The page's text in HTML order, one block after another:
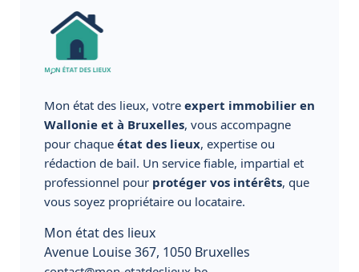
Mon état des lieux, votre expert immobilier en
Wallonie et à Bruxelles, vous accompagne
pour chaque état des lieux, expertise ou
rédaction de bail. Un service fiable, impartial et
professionnel pour protéger vos intérêts, que
vous soyez propriétaire ou locataire.
Mon état des lieux
Avenue Louise 367, 1050 Bruxelles